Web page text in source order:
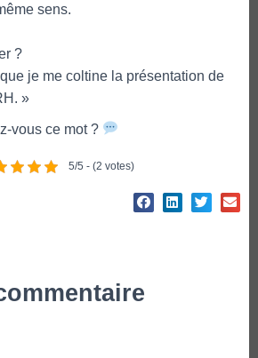
sens.
?
je me coltine la présentation de
»
vous ce mot ?
5/5 - (2 votes)